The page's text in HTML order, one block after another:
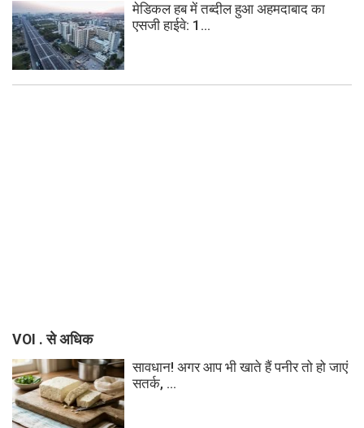
मेडिकल हब में तब्दील हुआ अहमदाबाद का
एसजी हाईवे: 1...
VOI . से अधिक
सावधान! अगर आप भी खाते हैं पनीर तो हो जाएं
सतर्क, ...